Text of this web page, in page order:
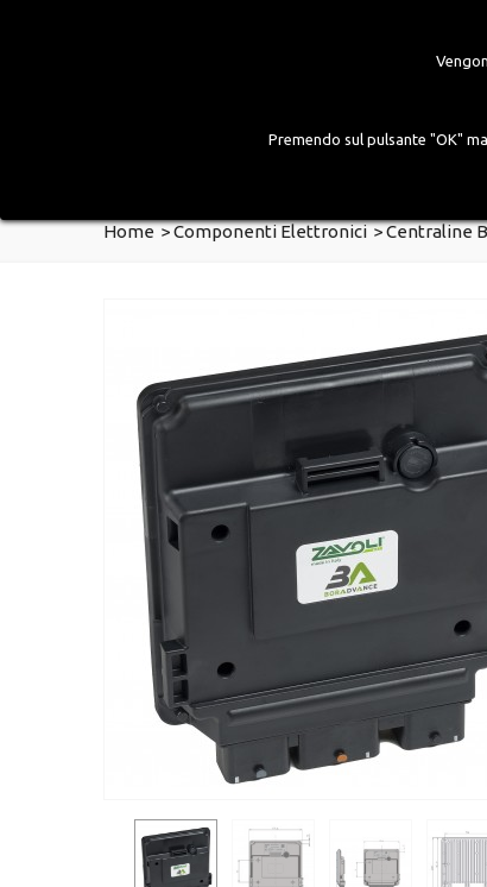
Premendo sul pulsante "OK"
Home >Componenti Elettronici >Centraline